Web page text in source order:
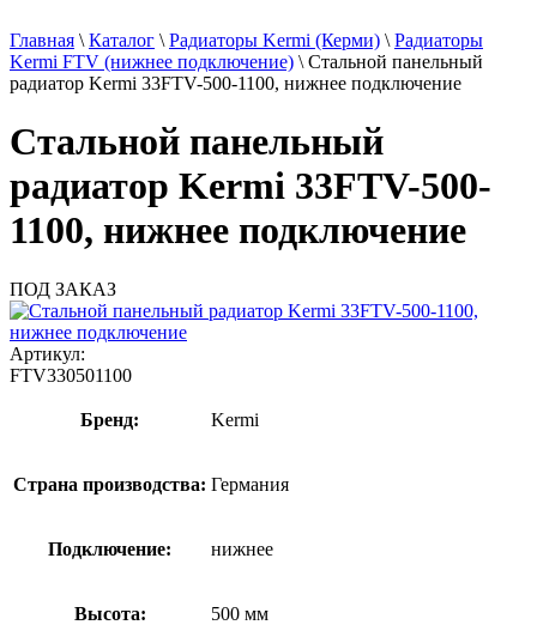
Главная \ Каталог \ Радиаторы Kermi (Керми) \ Радиаторы
Kermi FTV (нижнее подключение) \ Стальной панельный
радиатор Kermi 33FTV-500-1100, нижнее подключение
Стальной панельный
радиатор Kermi 33FTV-500-
1100, нижнее подключение
ПОД ЗАКАЗ
Артикул:
FTV330501100
Бренд: Kermi
Страна производства: Германия
Подключение: нижнее
Высота: 500 мм